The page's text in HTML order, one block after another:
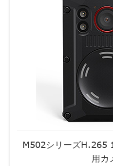
M502シリーズH.265
用カ